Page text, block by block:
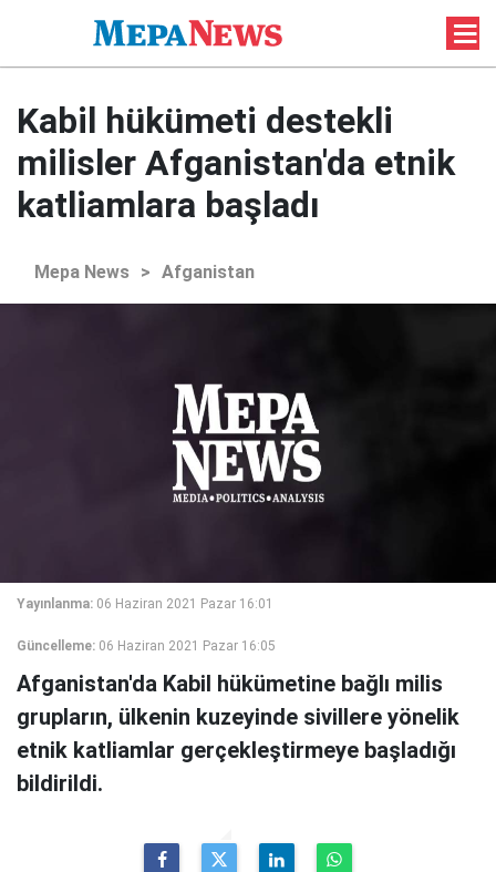
Kabil hükümeti destekli
milisler Afganistan'da etnik
katliamlara başladı
Mepa News > Afganistan
Yayınlanma: 06 Haziran 2021 Pazar 16:01
Güncelleme: 06 Haziran 2021 Pazar 16:05
Afganistan'da Kabil hükümetine bağlı milis
grupların, ülkenin kuzeyinde sivillere yönelik
etnik katliamlar gerçekleştirmeye başladığı
bildirildi.